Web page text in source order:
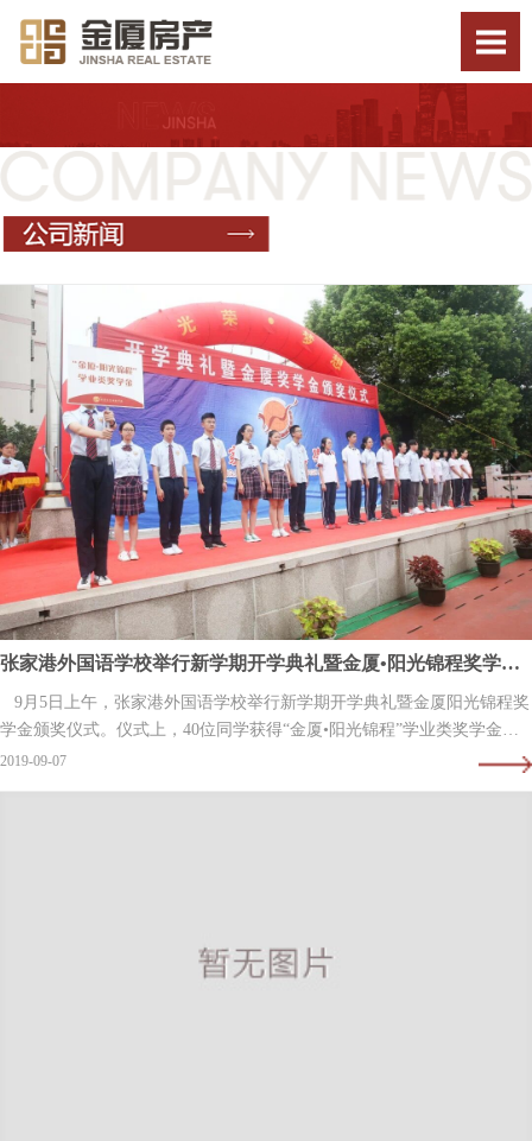
张家港外国语学校举行新学期开学典礼暨金厦•阳光锦程奖学金颁奖仪式
9月5日上午，张家港外国语学校举行新学期开学典礼暨金厦阳光锦程奖
学金颁奖仪式。仪式上，40位同学获得“金厦•阳光锦程”学业类奖学金，
100多位同学获得“金厦•阳光锦程”特别类奖学金。 （图片转自张…
2019-09-07